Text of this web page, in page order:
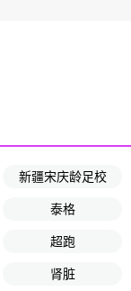
新疆宋庆龄足校
泰格
超跑
肾脏